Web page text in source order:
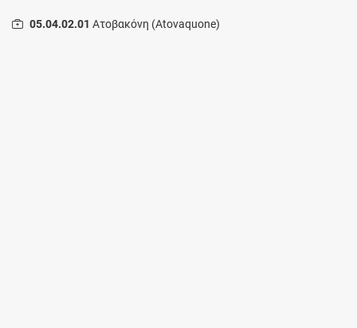
05.04.02.01 Ατοβακόνη (Atovaquone)